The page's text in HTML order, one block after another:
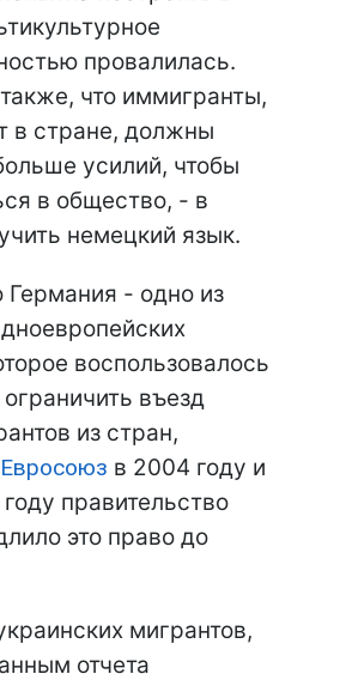
провалилась.
что иммигранты,
в стране, должны
усилий, чтобы
в общество, - в
немецкий язык.
- одно из
воспользовалось
въезд
из стран,
Евросоюз в 2004 году и
правительство
это право до
мигрантов,
отчета